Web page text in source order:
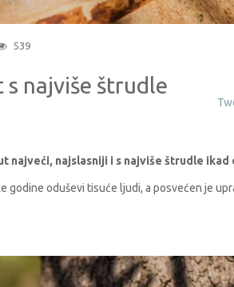
539
najviše štrudle
najveći, najslasniji i s najviše štrudle ikad
godine oduševi tisuće ljudi, a posvećen je